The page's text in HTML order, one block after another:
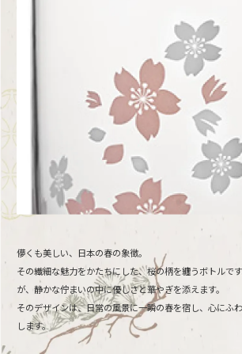
儚くも美しい、日本の春の象徴。
その繊細な魅力をかたちにした、桜の柄を纏うボトルで
が、静かな佇まいの中に優しさと華やぎを添えます。
そのデザインは、日常の風景に一瞬の春を宿し、心にふ
します。